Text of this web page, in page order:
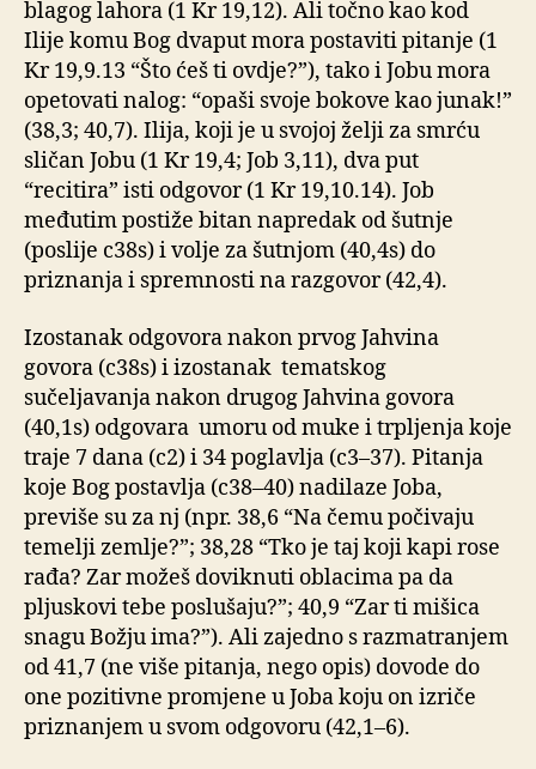
blagog lahora (1 Kr 19,12). Ali točno kao kod
Ilije komu Bog dvaput mora postaviti pitanje (1
Kr 19,9.13 “Što ćeš ti ovdje?”), tako i Jobu mora
opetovati nalog: “opaši svoje bokove kao junak!”
(38,3; 40,7). Ilija, koji je u svojoj želji za smrću
sličan Jobu (1 Kr 19,4; Job 3,11), dva put
“recitira” isti odgovor (1 Kr 19,10.14). Job
međutim postiže bitan napredak od šutnje
(poslije c38s) i volje za šutnjom (40,4s) do
priznanja i spremnosti na razgovor (42,4).
Izostanak odgovora nakon prvog Jahvina
govora (c38s) i izostanak tematskog
sučeljavanja nakon drugog Jahvina govora
(40,1s) odgovara umoru od muke i trpljenja koje
traje 7 dana (c2) i 34 poglavlja (c3–37). Pitanja
koje Bog postavlja (c38–40) nadilaze Joba,
previše su za nj (npr. 38,6 “Na čemu počivaju
temelji zemlje?”; 38,28 “Tko je taj koji kapi rose
rađa? Zar možeš doviknuti oblacima pa da
pljuskovi tebe poslušaju?”; 40,9 “Zar ti mišica
snagu Božju ima?”). Ali zajedno s razmatranjem
od 41,7 (ne više pitanja, nego opis) dovode do
one pozitivne promjene u Joba koju on izriče
priznanjem u svom odgovoru (42,1–6).